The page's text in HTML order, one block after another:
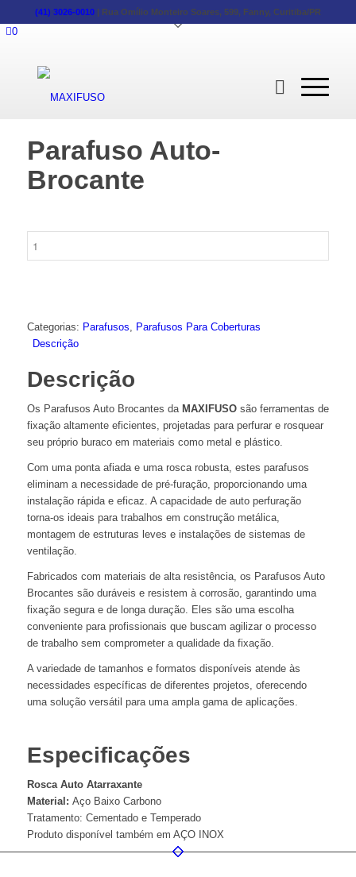
(41) 3026-0010| Rua Omílio Monteiro Soares, 599, Fanny, Curitiba/PR
0
Parafuso Auto-
Brocante
Categorias: Parafusos, Parafusos Para Coberturas
Descrição
Descrição
Os Parafusos Auto Brocantes da MAXIFUSOsão ferramentas de
fixação altamente eficientes, projetadas para perfurar e rosquear
seu próprio buraco em materiais como metal e plástico.
Com uma ponta afiada e uma rosca robusta, estes parafusos
eliminam a necessidade de pré-furação, proporcionando uma
instalação rápida e eficaz. A capacidade de auto perfuração
torna-os ideais para trabalhos em construção metálica,
montagem de estruturas leves e instalações de sistemas de
ventilação.
Fabricados com materiais de alta resistência, os Parafusos Auto
Brocantes são duráveis e resistem à corrosão, garantindo uma
fixação segura e de longa duração. Eles são uma escolha
conveniente para profissionais que buscam agilizar o processo
de trabalho sem comprometer a qualidade da fixação.
A variedade de tamanhos e formatos disponíveis atende às
necessidades específicas de diferentes projetos, oferecendo
uma solução versátil para uma ampla gama de aplicações.
Especificações
Rosca Auto Atarraxante
Material: Aço Baixo Carbono
Tratamento: Cementado e Temperado
Produto disponível também em AÇO INOX